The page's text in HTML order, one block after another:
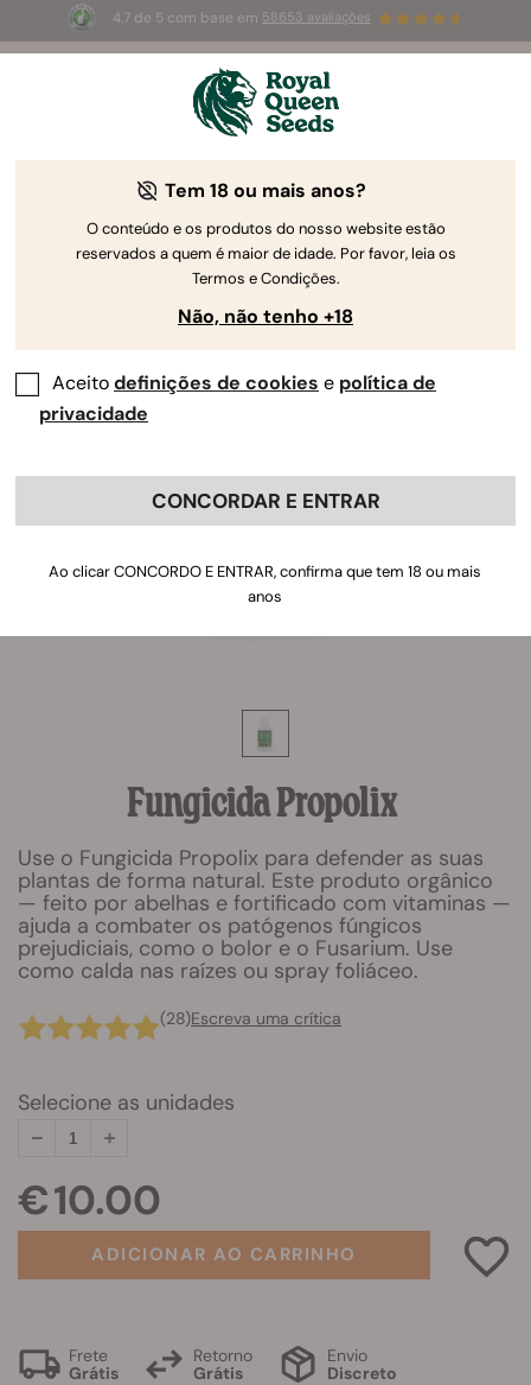
4.7 de 5 com base em 58653 avaliações
Summer Sales: até 50%
de desconto! ⏤
Fungicida Propolix
Use o Fungicida Propolix para defender as suas
plantas de forma natural. Este produto orgânico
— feito por abelhas e fortificado com vitaminas —
ajuda a combater os patógenos fúngicos
prejudiciais, como o bolor e o Fusarium. Use
como calda nas raízes ou spray foliáceo.
(28)Escreva uma crítica
Selecione as unidades
€ 10.00
ADICIONAR AO CARRINHO
Frete
Grátis
Retorno
Grátis
Envio
Discreto
Tem 18 ou mais anos?
O conteúdo e os produtos do nosso website estão
reservados a quem é maior de idade. Por favor, leia os
Termos e Condições.
Não, não tenho +18
Aceitodefinições de cookies e política de
privacidade
CONCORDAR E ENTRAR
Ao clicar CONCORDO E ENTRAR, confirma que tem 18 ou mais
anos